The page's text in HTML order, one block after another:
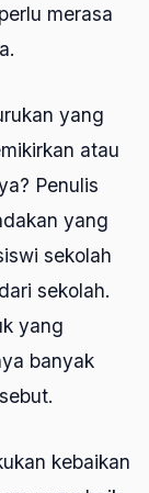
merasa
yang
atau
Penulis
yang
sekolah
sekolah.
yang
banyak
kebaikan